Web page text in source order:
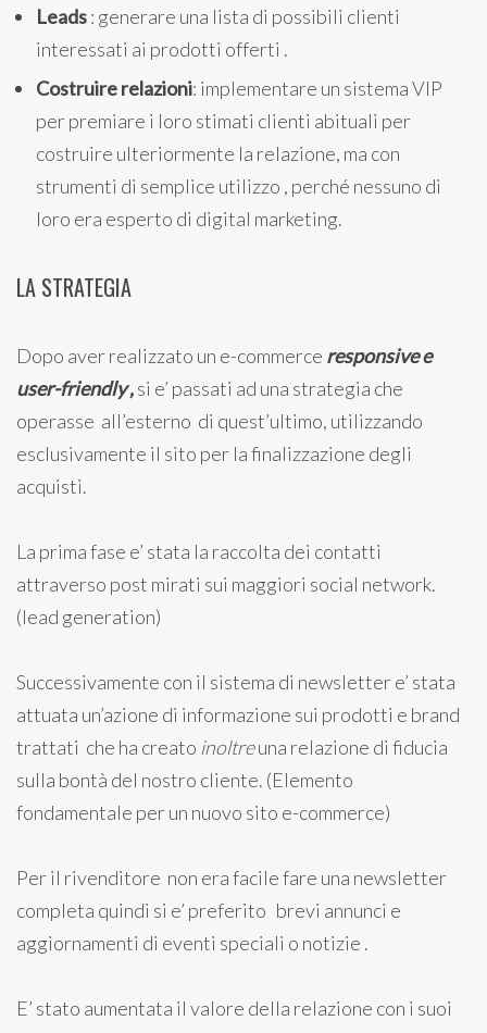
Leads: generare una lista di possibili clienti
interessati ai prodotti offerti .
Costruire relazioni: implementare un sistema VIP
per premiare i loro stimati clienti abituali per
costruire ulteriormente la relazione, ma con
strumenti di semplice utilizzo , perché nessuno di
loro era esperto di digital marketing.
LA STRATEGIA
Dopo aver realizzato un e-commerce responsive e
user-friendly ,si e’ passati ad una strategia che
operasse all’esterno di quest’ultimo, utilizzando
esclusivamente il sito per la finalizzazione degli
acquisti.
La prima fase e’ stata la raccolta dei contatti
attraverso post mirati sui maggiori social network.
(lead generation)
Successivamente con il sistema di newsletter e’ stata
attuata un’azione di informazione sui prodotti e brand
trattati che ha creato inoltreuna relazione di fiducia
sulla bontà del nostro cliente. (Elemento
fondamentale per un nuovo sito e-commerce)
Per il rivenditore non era facile fare una newsletter
completa quindi si e’ preferito brevi annunci e
aggiornamenti di eventi speciali o notizie .
E’ stato aumentata il valore della relazione con i suoi